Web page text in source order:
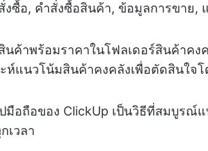
งซื้อ, คำสั่งซื้อสินค้า, ข้อมูลการขาย,
นค้าพร้อมราคาในโฟลเดอร์สินค้าคง
ห์แนวโน้มสินค้าคงคลังเพื่อตัดสินใจ
อถือของ ClickUp เป็นวิธีที่สมบูรณ์
เวลา